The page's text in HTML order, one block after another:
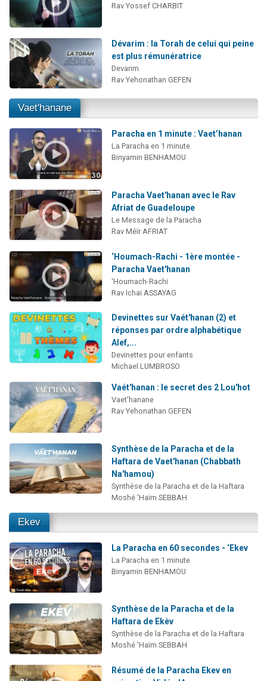
Rav Yossef CHARBIT
Dévarim : la Torah de celui qui peine
est plus rémunératrice
Devarim
Rav Yehonathan GEFEN
Vaet'hanane
Paracha en 1 minute : Vaet’hanan
La Paracha en 1 minute
Binyamin BENHAMOU
Paracha Vaet'hanan avec le Rav
Afriat de Guadeloupe
Le Message de la Paracha
Rav Méïr AFRIAT
‘Houmach-Rachi - 1ère montée -
Paracha Vaet'hanan
‘Houmach-Rachi
Rav Ichaï ASSAYAG
Devinettes sur Vaét'hanan (2) et
réponses par ordre alphabétique
Alef,...
Devinettes pour enfants
Michael LUMBROSO
Vaét'hanan : le secret des 2 Lou'hot
Vaet'hanane
Rav Yehonathan GEFEN
Synthèse de la Paracha et de la
Haftara de Vaet'hanan (Chabbath
Na'hamou)
Synthèse de la Paracha et de la Haftara
Moshé 'Haïm SEBBAH
Ekev
La Paracha en 60 secondes - ‘Ekev
La Paracha en 1 minute
Binyamin BENHAMOU
Synthèse de la Paracha et de la
Haftara de Ekèv
Synthèse de la Paracha et de la Haftara
Moshé 'Haïm SEBBAH
Résumé de la Paracha Ekev en